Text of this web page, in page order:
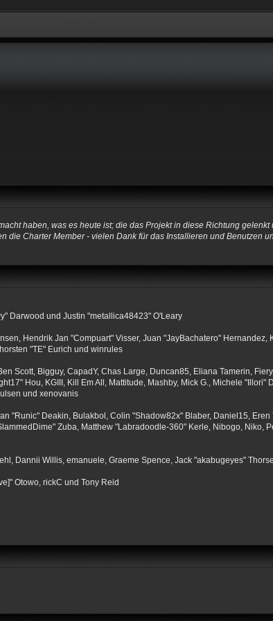
haben, was es heute ist; die das Projekt in diese Richtung
die Charter Member - vielen Dank für das Installieren und Benutzen
Darwood und Justin "metallica48423" O'Leary
Hendrik Jan "Compuart" Visser, Juan "JayBachatero"
"TE" Eurich und winrules
Scott, Bigguy, CapadY, Chas Large, Duncan85, Eliana Tamerin,
Hou, KGIII, Kill Em All, Mattitude, Mashby, Mick G., Michele
und xenovanis
"Runic" Deakin, Bulakbol, Colin "Shadow82x" Blaber, Daniel15,
Zuba, Matthew "Labradoodle-360" Kerle, Nibogo, Niko,
Dannii Willis, emanuele, Graeme Spence, Jack "akabugeyes"
Otowo, rickC und Tony Reid